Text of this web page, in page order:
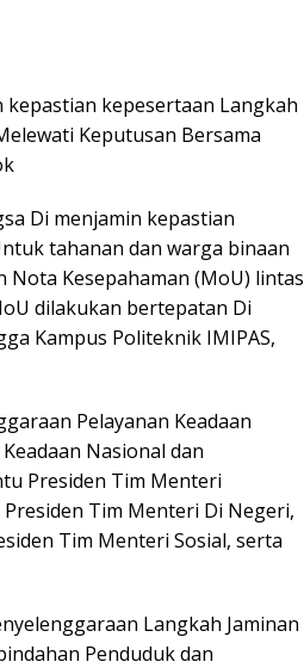
kepesertaan Langkah
Keputusan Bersama
Di menjamin kepastian
tahanan dan warga binaan
Nota Kesepahaman (MoU) lintas
dilakukan bertepatan Di
Kampus Politeknik IMIPAS,
Pelayanan Keadaan
Nasional dan
Presiden Tim Menteri
Tim Menteri Di Negeri,
Tim Menteri Sosial, serta
Langkah Jaminan
Penduduk dan